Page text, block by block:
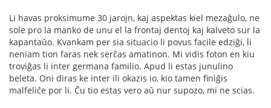
Li havas proksimume 30 jarojn, kaj aspektas kiel mezaĝulo, ne
sole pro la manko de unu el la frontaj dentoj kaj kalveto sur la
kapantaŭo. Kvankam per sia situacio li povus facile edziĝi, li
neniam tion faras nek serĉas amatinon. Mi vidis foton en kiu
troviĝas li inter germana familio. Apud li estas junulino
beleta. Oni diras ke inter ili okazis io, kio tamen finiĝis
malfeliĉe por li. Ĉu tio estas vero aŭ nur supozo, mi ne scias.